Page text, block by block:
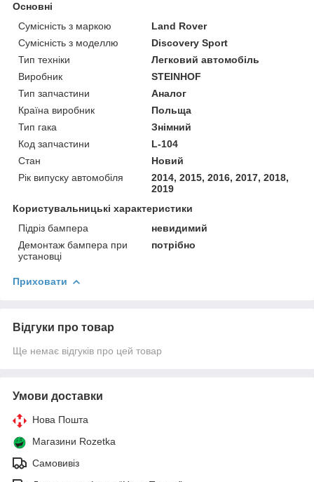
Основні
Сумісність з маркою
Land Rover
Сумісність з моделлю
Discovery Sport
Тип техніки
Легковий автомобіль
Виробник
STEINHOF
Тип запчастини
Аналог
Країна виробник
Польща
Тип гака
Знімний
Код запчастини
L-104
Стан
Новий
Рік випуску автомобіля
2014, 2015, 2016, 2017, 2018,
2019
Користувальницькі характеристики
Підріз бампера
невидимий
Демонтаж бампера при
установці
потрібно
Приховати
Відгуки про товар
Ще немає відгуків про цей товар
Умови доставки
Нова Пошта
Магазини Rozetka
Самовивіз